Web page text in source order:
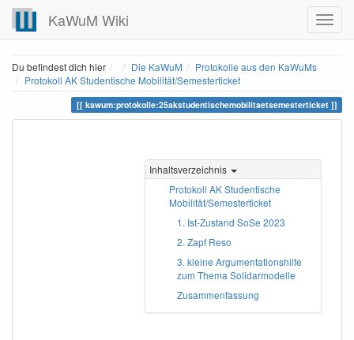
KaWuM Wiki
Du befindest dich hier HomeDie KaWuM
Protokolle aus den KaWuMs
Protokoll AK Studentische Mobilität/Semesterticket
kawum:protokolle:25akstudentischemobilitaetsemesterticket
Inhaltsverzeichnis
Protokoll AK Studentische
Mobilität/Semesterticket
1. Ist-Zustand SoSe 2023
2. Zapf Reso
3. kleine Argumentationshilfe
zum Thema Solidarmodelle
Zusammenfassung